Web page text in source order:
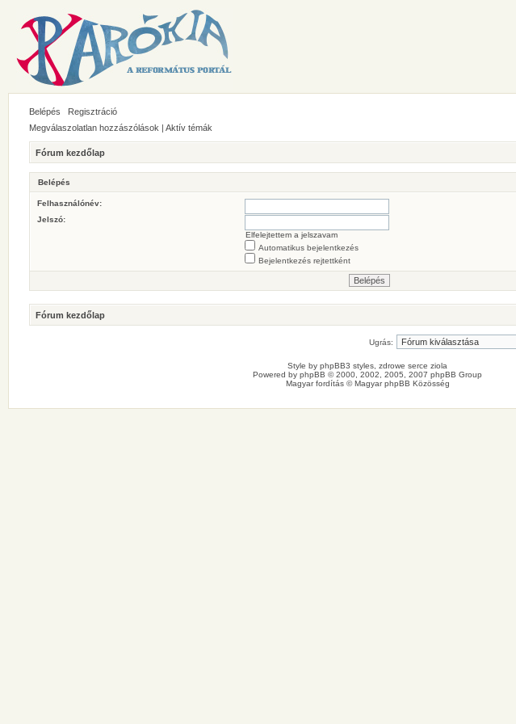
Belépés Regisztráció
Megválaszolatlan hozzászólások | Aktív témák
Fórum kezdőlap
Belépés
Felhasználónév:
Jelszó:
Elfelejtettem a jelszavam
Automatikus bejelentkezés
Bejelentkezés rejtettként
Fórum kezdőlap
Ugrás:
Style by phpBB3 styles , zdrowe serce ziola
Powered by phpBB © 2000, 2002, 2005, 2007 phpBB Group
Magyar fordítás ©Magyar phpBB Közösség